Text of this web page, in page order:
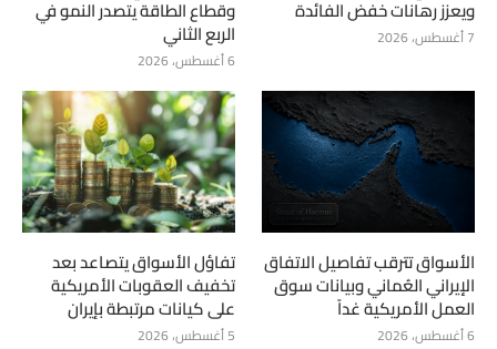
ويعزز رهانات خفض الفائدة
7 أغسطس، 2026
وقطاع الطاقة يتصدر النمو في
الربع الثاني
6 أغسطس، 2026
الأسواق تترقب تفاصيل الاتفاق
الإيراني العُماني وبيانات سوق
العمل الأمريكية غداً
6 أغسطس، 2026
تفاؤل الأسواق يتصاعد بعد
تخفيف العقوبات الأمريكية
على كيانات مرتبطة بإيران
5 أغسطس، 2026